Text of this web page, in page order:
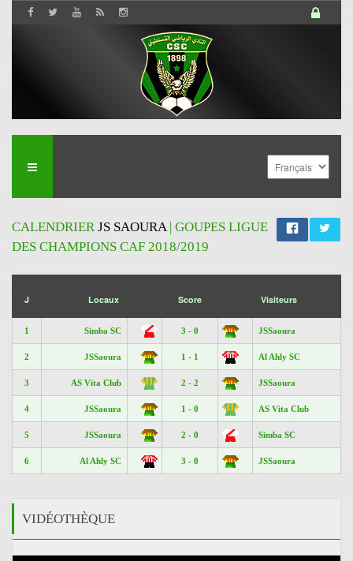
CALENDRIERJS SAOURA| GOUPES LIGUE
DES CHAMPIONS CAF 2018/2019
J Locaux Score Visiteurs
1 Simba SC 3 - 0 JSSaoura
2 JSSaoura 1 - 1 Al Ahly SC
3 AS Vita Club 2 - 2 JSSaoura
4 JSSaoura 1 - 0 AS Vita Club
5 JSSaoura 2 - 0 Simba SC
6 Al Ahly SC 3 - 0 JSSaoura
VIDÉOTHÈQUE